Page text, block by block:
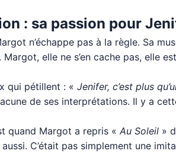
: sa passion pour
n’échappe pas à la règle. Sa
elle ne s’en cache pas, elle
qui pétillent : « Jenifer, c’est plus
de ses interprétations. Il y a
quand Margot a repris « Au Soleil »
C’était pas simplement une